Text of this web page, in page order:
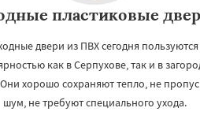
пластиковые
двери из ПВХ сегодня пользуются
как в Серпухове, так и в
хорошо сохраняют тепло, не
шум, не требуют специального ухода.